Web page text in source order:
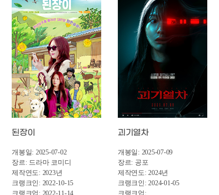
된장이
개봉일: 2025-07-02
장르: 드라마 코미디
제작연도: 2023년
크랭크인: 2022-10-15
크랭크업: 2022-11-14
감독: 조한별
캐스팅: 강지영, 이주원,
유순웅, 이문식
괴기열차
개봉일: 2025-07-09
장르: 공포
제작연도: 2024년
크랭크인: 2024-01-05
크랭크업:
감독: 탁세웅
캐스팅: 주현영, 전배수,
최보민